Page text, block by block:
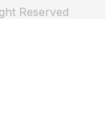
Reserved